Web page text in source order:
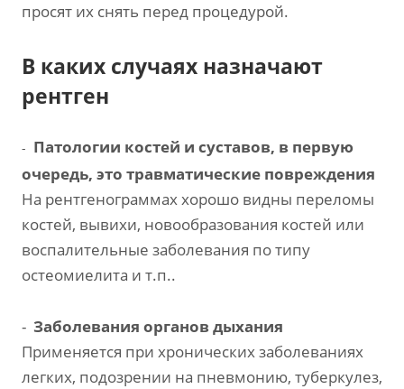
просят их снять перед процедурой.
В каких случаях назначают
рентген
- Патологии костей и суставов, в первую
очередь, это травматические повреждения
На рентгенограммах хорошо видны переломы
костей, вывихи, новообразования костей или
воспалительные заболевания по типу
остеомиелита и т.п..
- Заболевания органов дыхания
Применяется при хронических заболеваниях
легких, подозрении на пневмонию, туберкулез,